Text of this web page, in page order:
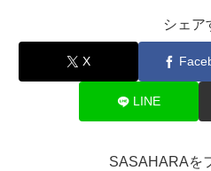
シェア
X
LINE
SASAHARAを